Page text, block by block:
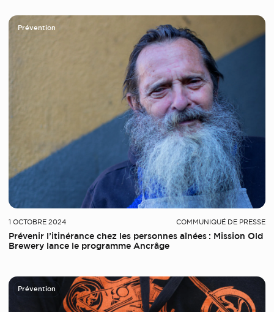
Prévention
1 OCTOBRE 2024 COMMUNIQUÉ DE PRESSE
Prévenir l’itinérance chez les personnes aînées : Mission Old
Brewery lance le programme Ancrâge
Prévention